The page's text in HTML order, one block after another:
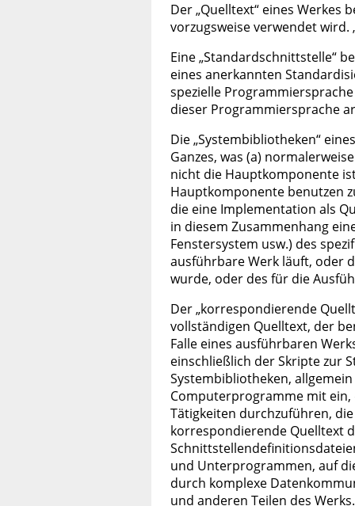
Der „Quelltext“ eines Werkes
vorzugsweise verwendet wird.
Eine „Standardschnittstelle“
eines anerkannten
spezielle
dieser Programmiersprache
Die „Systembibliotheken“
Ganzes, was (a)
nicht die Hauptkomponente
Hauptkomponente benutzen
die eine Implementation als
in diesem Zusammenhang
Fenstersystem usw.) des
ausführbare Werk läuft, oder
wurde, oder des für die
Der „korrespondierende
vollständigen Quelltext, der
Falle eines ausführbaren
einschließlich der Skripte zur
Systembibliotheken,
Computerprogramme mit
Tätigkeiten durchzuführen,
korrespondierende Quelltext
und Unterprogrammen, auf
durch komplexe
und anderen Teilen des Werks.